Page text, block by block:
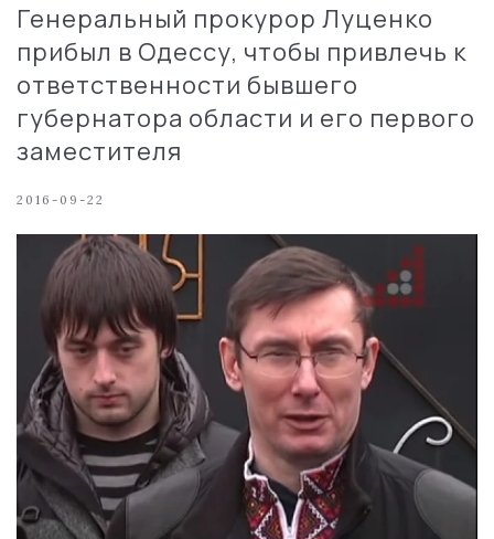
Генеральный прокурор Луценко
прибыл в Одессу, чтобы привлечь к
ответственности бывшего
губернатора области и его первого
заместителя
2016-09-22